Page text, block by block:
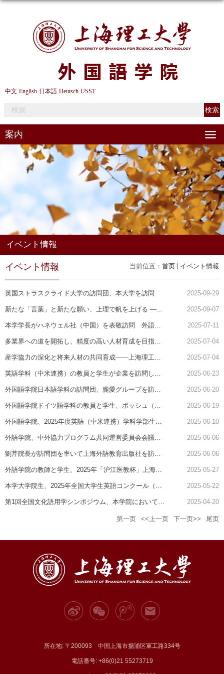
中文 English 日本語 Deutsch USST
案内
イベント情報
当前位置： 首页 イベント情報
イベント情報
英国ストラスクライド大学の訪問団、本大学を訪問 2025-09-29
新たな「言葉」と新たな願い、上理で帆を上げる ――上海理工大学... 2025-09-07
本学学長がハネウェル社（中国）を表敬訪問 外語学院の優秀な卒業生・... 2025-07-11
多業界への道を開拓し、精度の高い人材育成を目指して——英語学科（... 2025-07-04
産学協力の深化と将来人材の共同育成——上海理工大学外国語学院、産学... 2025-07-04
英語学科（中米連携）の教員と学生が企業を訪問し、産学協力を展開 2025-06-23
外国語学院日本語学科の訪問団、朧愛グループを訪問して産学協力を展開 2025-06-20
外国語学院ドイツ語学科の教員と学生、ボッシュ（中国）投資株式会社... 2025-06-19
外国語学院、2025年度英語（中米連携）学科学部生卒業式を盛大に挙行 2025-06-10
外語学院、中外協力プログラム共同運営委員会会議を開催 2025-06-06
劉芹院長が訪問団を率いて上海外語教育出版社を訪問し、就職促進活動を展開 2025-06-06
外語学院の教師と学生、2025年「沪江医教杯」上海理工大学第1回「W... 2025-05-27
本学大学院生、2025年全国大学生英語コンクール（A級）において好成... 2025-05-22
第1回全国文化語用学シンポジウム、本学院において成功裏に開催 2025-04-20
第一页 <<上一页 下一页>> 尾页
所在地: 〒200093 中国上海市揚浦区軍工路334号
電話番号: +86(0)21 55273719